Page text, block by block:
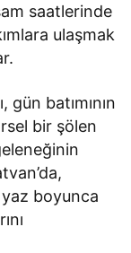
saatlerinde
ulaşmak
gün batımının
bir şölen
boyunca